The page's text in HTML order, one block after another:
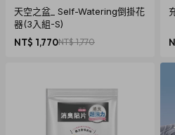
天空之盆_ Self-Watering倒掛花
器(3入組-S)
NT$ 1,770NT$ 1,770